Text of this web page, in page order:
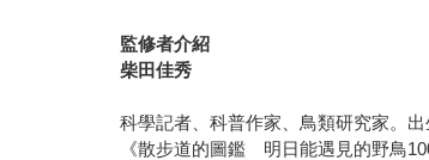
監修者介紹
柴田佳秀
科學記者、科普作家、鳥類研究家。
《散步道的圖鑑 明日能遇見的野鳥